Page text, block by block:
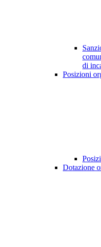
di
Posizioni
Dotazione